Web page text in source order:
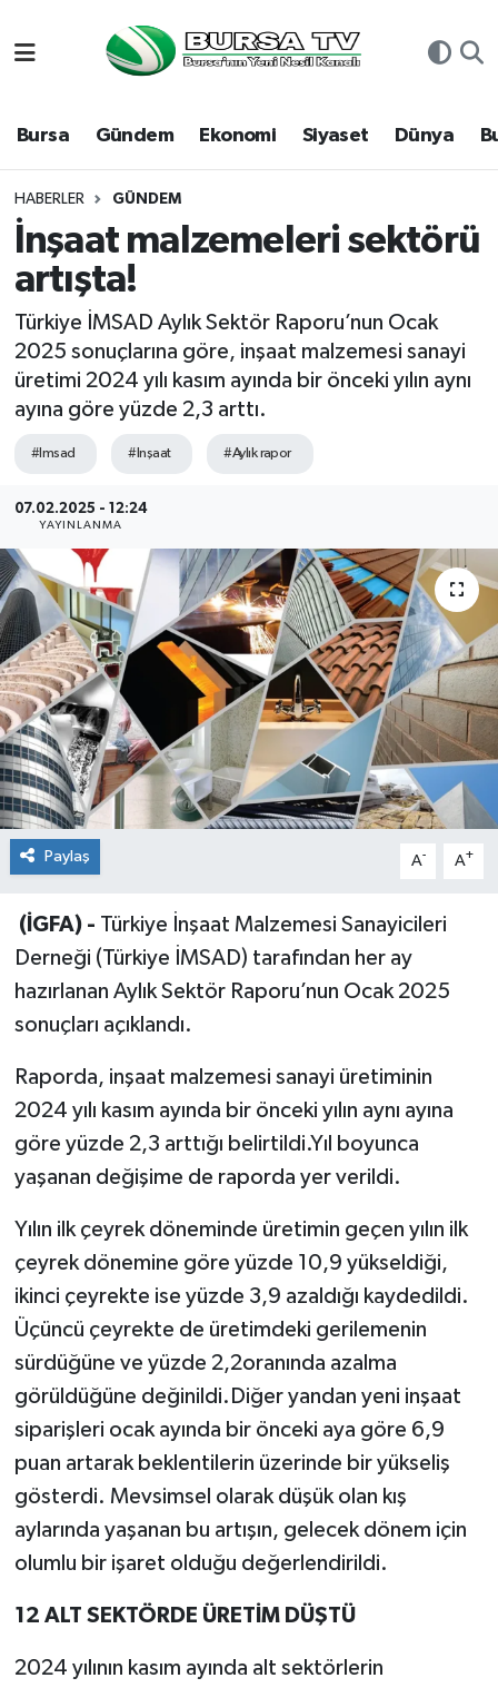
Bursa Gündem Ekonomi Siyaset Dünya
HABERLER GÜNDEM
İnşaat malzemeleri sektörü
artışta!
Türkiye İMSAD Aylık Sektör Raporu’nun Ocak
2025 sonuçlarına göre, inşaat malzemesi sanayi
üretimi 2024 yılı kasım ayında bir önceki yılın aynı
ayına göre yüzde 2,3 arttı.
#Imsad #Inşaat #Aylık rapor
07.02.2025 - 12:24
YAYINLANMA
Paylaş A- A+
(İGFA) - Türkiye İnşaat Malzemesi Sanayicileri
Derneği (Türkiye İMSAD) tarafından her ay
hazırlanan Aylık Sektör Raporu’nun Ocak 2025
sonuçları açıklandı.
Raporda, inşaat malzemesi sanayi üretiminin
2024 yılı kasım ayında bir önceki yılın aynı ayına
göre yüzde 2,3 arttığı belirtildi.Yıl boyunca
yaşanan değişime de raporda yer verildi.
Yılın ilk çeyrek döneminde üretimin geçen yılın ilk
çeyrek dönemine göre yüzde 10,9 yükseldiği,
ikinci çeyrekte ise yüzde 3,9 azaldığı kaydedildi.
Üçüncü çeyrekte de üretimdeki gerilemenin
sürdüğüne ve yüzde 2,2oranında azalma
görüldüğüne değinildi.Diğer yandan yeni inşaat
siparişleri ocak ayında bir önceki aya göre 6,9
puan artarak beklentilerin üzerinde bir yükseliş
gösterdi. Mevsimsel olarak düşük olan kış
aylarında yaşanan bu artışın, gelecek dönem için
olumlu bir işaret olduğu değerlendirildi.
12 ALT SEKTÖRDE ÜRETİM DÜŞTÜ
2024 yılının kasım ayında alt sektörlerin
Bursa
Dünya
Eğitim
Ekonomi
Genel
Gündem
Siyaset
Spor
Teknoloji
Türkiye
Hava Durumu
Namaz Vakitleri
Trafik Durumu
Süper Lig Puan Durumu ve Fikstür
Tüm Manşetler
Son Dakika Haberleri